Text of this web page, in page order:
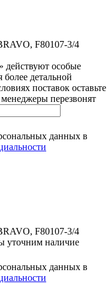
F80107-3/4
действуют особые
детальной
поставок оставьте
перезвонят
данных в
F80107-3/4
уточним наличие
данных в